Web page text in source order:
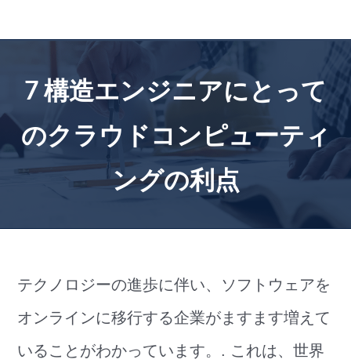
に
ス
7 構造エンジニアにとって
のクラウドコンピューティ
ングの利点
テクノロジーの進歩に伴い、ソフトウェアを
オンラインに移行する企業がますます増えて
いることがわかっています。. これは、世界